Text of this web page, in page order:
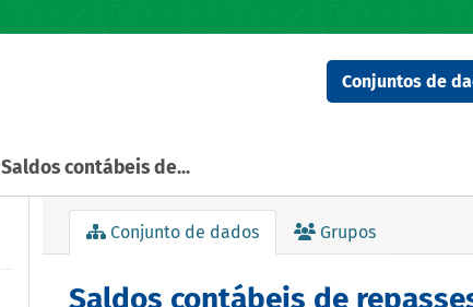
Conjuntos de
Saldos contábeis de...
Conjunto de dados Grupos
Saldos contábeis de